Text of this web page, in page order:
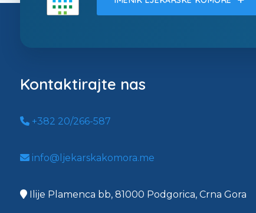
Kontaktirajte nas
+382 20/266-587
info@ljekarskakomora.me
Ilije Plamenca bb, 81000 Podgorica, Crna Gora